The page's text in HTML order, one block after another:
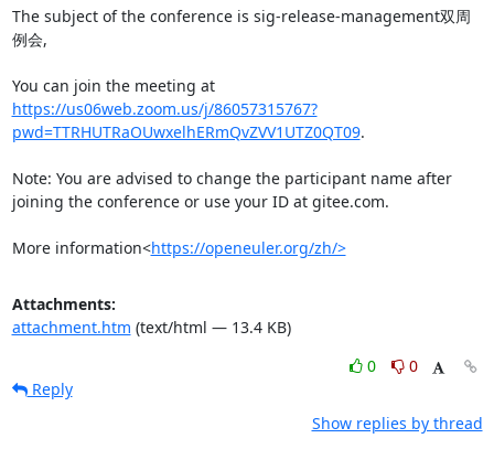
The subject of the conference is sig-release-management双周
例会,
You can join the meeting at
https://us06web.zoom.us/j/86057315767?
pwd=TTRHUTRaOUwxelhERmQvZVV1UTZ0QT09.
Note: You are advised to change the participant name after
joining the conference or use your ID at gitee.com.
More information<https://openeuler.org/zh/>
Attachments:
attachment.htm (text/html — 13.4 KB)
0
0
Reply
Show replies by thread